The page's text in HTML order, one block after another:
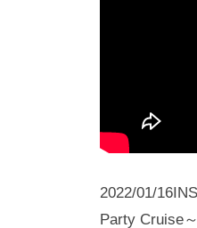
2022/01/
Party Cruise